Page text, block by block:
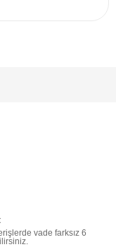
vade farksız 6